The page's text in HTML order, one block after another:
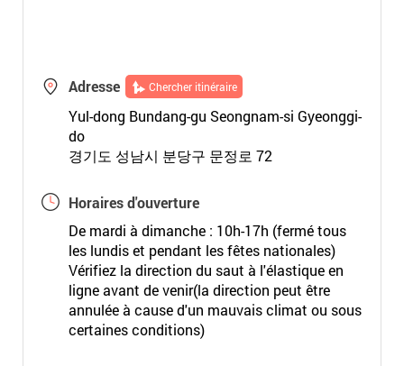
Adresse Chercher itinéraire
Yul-dong Bundang-gu Seongnam-si Gyeonggi-
do
경기도 성남시 분당구 문정로 72
Horaires d'ouverture
De mardi à dimanche : 10h-17h (fermé tous
les lundis et pendant les fêtes nationales)
Vérifiez la direction du saut à l'élastique en
ligne avant de venir(la direction peut être
annulée à cause d'un mauvais climat ou sous
certaines conditions)